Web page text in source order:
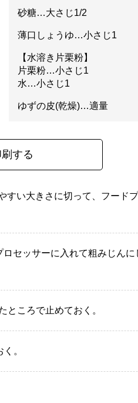
砂糖…大さじ1/2
薄口しょうゆ…小さじ1
【水溶き片栗粉】
片栗粉…小さじ1
水…小さじ1
ゆずの皮(乾燥)…適量
する
すい大きさに切って、フード
セッサーに入れて粗みじん
ところで止めておく。
。